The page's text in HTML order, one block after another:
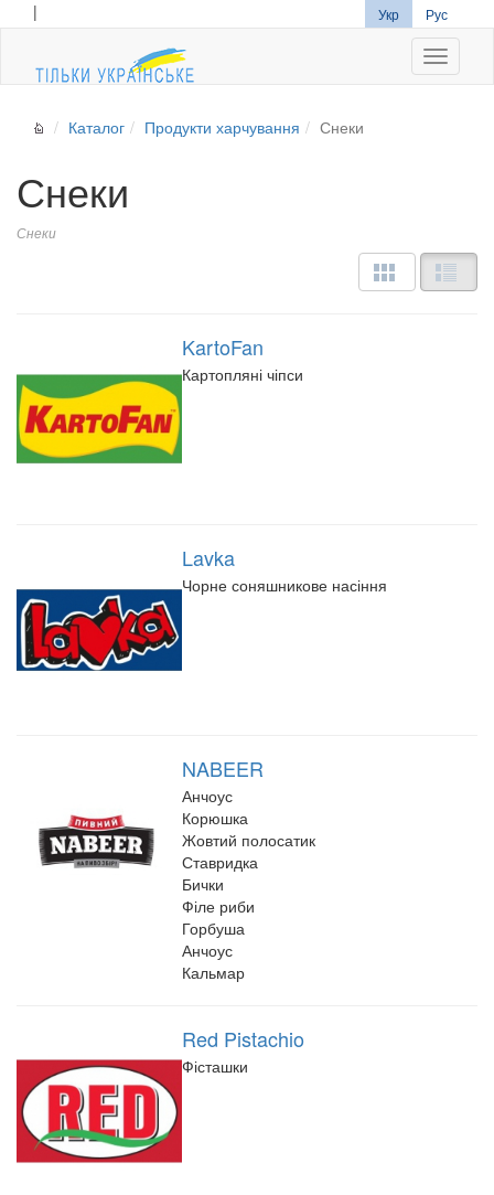
| Укр Рус
Каталог Продукти харчування Снеки
Снеки
Снеки
KartoFan
Картопляні чіпси
Lavka
Чорне соняшникове насіння
NABEER
Анчоус
Корюшка
Жовтий полосатик
Ставридка
Бички
Філе риби
Горбуша
Анчоус
Кальмар
Red Pistachio
Фісташки